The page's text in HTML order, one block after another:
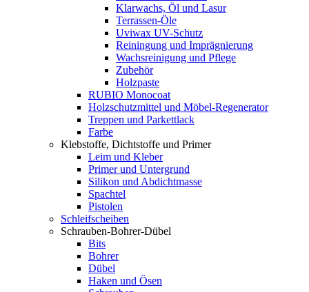
Klarwachs, Öl und Lasur
Terrassen-Öle
Uviwax UV-Schutz
Reiningung und Imprägnierung
Wachsreinigung und Pflege
Zubehör
Holzpaste
RUBIO Monocoat
Holzschutzmittel und Möbel-Regenerator
Treppen und Parkettlack
Farbe
Klebstoffe, Dichtstoffe und Primer
Leim und Kleber
Primer und Untergrund
Silikon und Abdichtmasse
Spachtel
Pistolen
Schleifscheiben
Schrauben-Bohrer-Dübel
Bits
Bohrer
Dübel
Haken und Ösen